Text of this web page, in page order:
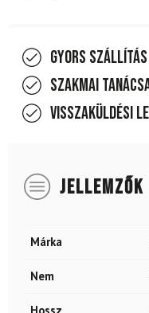
Gyors szállítás
Szakmai
Visszaküldési
JELLEMZŐK
Márka
Nem
Hossz